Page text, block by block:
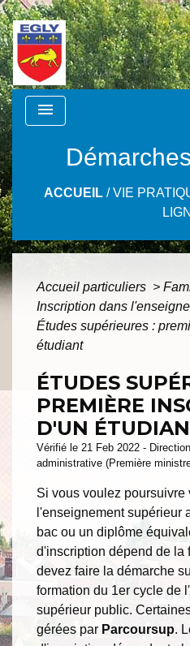
menu
ACCUEIL/VIE
Accueil particuliers >
Inscription dans
Études supérieures :
étudiant
ÉTUDES
PREMIÈRE
D'UN
Vérifié le 21 Feb 2022 -
administrative (Première
Si vous voulez poursuivre
l'enseignement supérieur
bac ou un diplôme
d'inscription dépend de la
devez faire la démarche
formation du 1er cycle de
supérieur public.
gérées par Parcoursup.